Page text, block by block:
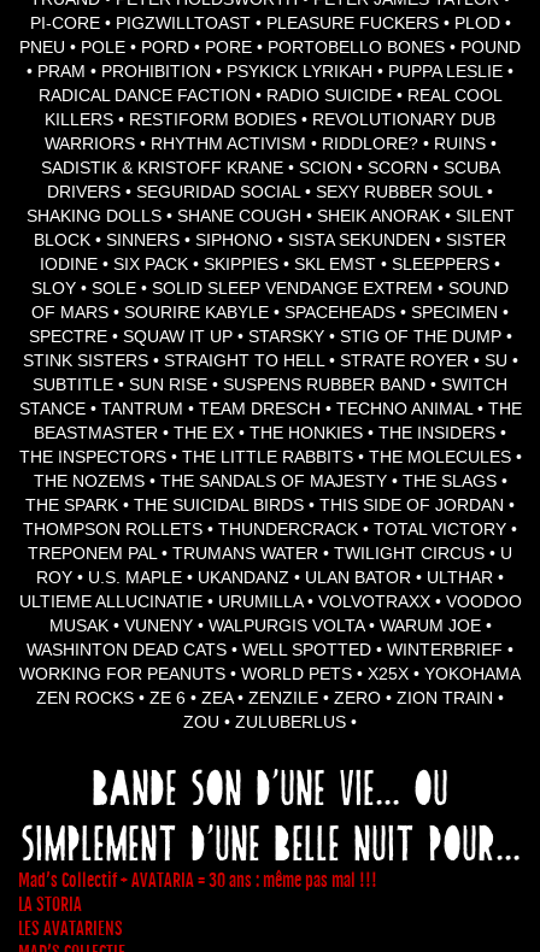
PI-CORE • PIGZWILLTOAST • PLEASURE FUCKERS • PLOD •
PNEU • POLE • PORD • PORE • PORTOBELLO BONES • POUND
• PRAM • PROHIBITION • PSYKICK LYRIKAH • PUPPA LESLIE •
RADICAL DANCE FACTION • RADIO SUICIDE • REAL COOL
KILLERS • RESTIFORM BODIES • REVOLUTIONARY DUB
WARRIORS • RHYTHM ACTIVISM • RIDDLORE? • RUINS •
SADISTIK & KRISTOFF KRANE • SCION • SCORN • SCUBA
DRIVERS • SEGURIDAD SOCIAL • SEXY RUBBER SOUL •
SHAKING DOLLS • SHANE COUGH • SHEIK ANORAK • SILENT
BLOCK • SINNERS • SIPHONO • SISTA SEKUNDEN • SISTER
IODINE • SIX PACK • SKIPPIES • SKL EMST • SLEEPPERS •
SLOY • SOLE • SOLID SLEEP VENDANGE EXTREM • SOUND
OF MARS • SOURIRE KABYLE • SPACEHEADS • SPECIMEN •
SPECTRE • SQUAW IT UP • STARSKY • STIG OF THE DUMP •
STINK SISTERS • STRAIGHT TO HELL • STRATE ROYER • SU •
SUBTITLE • SUN RISE • SUSPENS RUBBER BAND • SWITCH
STANCE • TANTRUM • TEAM DRESCH • TECHNO ANIMAL • THE
BEASTMASTER • THE EX • THE HONKIES • THE INSIDERS •
THE INSPECTORS • THE LITTLE RABBITS • THE MOLECULES •
THE NOZEMS • THE SANDALS OF MAJESTY • THE SLAGS •
THE SPARK • THE SUICIDAL BIRDS • THIS SIDE OF JORDAN •
THOMPSON ROLLETS • THUNDERCRACK • TOTAL VICTORY •
TREPONEM PAL • TRUMANS WATER • TWILIGHT CIRCUS • U
ROY • U.S. MAPLE • UKANDANZ • ULAN BATOR • ULTHAR •
ULTIEME ALLUCINATIE • URUMILLA • VOLVOTRAXX • VOODOO
MUSAK • VUNENY • WALPURGIS VOLTA • WARUM JOE •
WASHINTON DEAD CATS • WELL SPOTTED • WINTERBRIEF •
WORKING FOR PEANUTS • WORLD PETS • X25X • YOKOHAMA
ZEN ROCKS • ZE 6 • ZEA • ZENZILE • ZERO • ZION TRAIN •
ZOU • ZULUBERLUS •
Bande son d'une vie... où
simplement d'une belle nuit pour...
Mad’s Collectif + AVATARIA = 30 ans : même pas mal !!!
LA STORIA
LES AVATARIENS